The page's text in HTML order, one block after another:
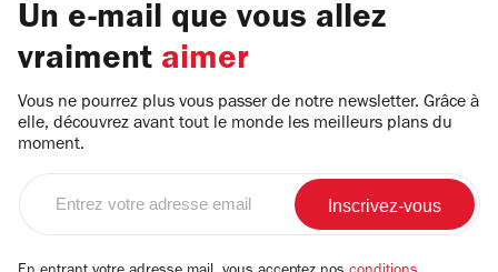
Un e-mail que vous allez
vraiment aimer
Vous ne pourrez plus vous passer de notre newsletter. Grâce à
elle, découvrez avant tout le monde les meilleurs plans du
moment.
email